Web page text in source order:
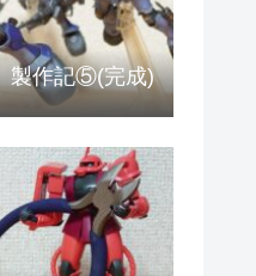
作記⑤(完成)